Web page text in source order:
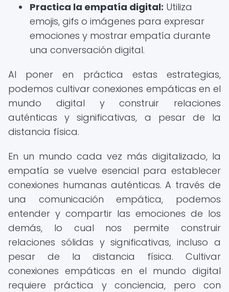
Practica la empatía digital: Utiliza
emojis, gifs o imágenes para expresar
emociones y mostrar empatía durante
una conversación digital.
Al poner en práctica estas estrategias,
podemos cultivar conexiones empáticas en el
mundo digital y construir relaciones
auténticas y significativas, a pesar de la
distancia física.
En un mundo cada vez más digitalizado, la
empatía se vuelve esencial para establecer
conexiones humanas auténticas. A través de
una comunicación empática, podemos
entender y compartir las emociones de los
demás, lo cual nos permite construir
relaciones sólidas y significativas, incluso a
pesar de la distancia física. Cultivar
conexiones empáticas en el mundo digital
requiere práctica y conciencia, pero con